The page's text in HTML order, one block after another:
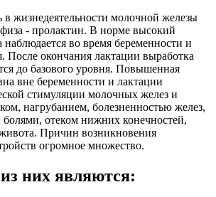
жизнедеятельности молочной железы
- пролактин. В норме высокий
наблюдается во время беременности и
После окончания лактации выработка
до базового уровня. Повышенная
вне беременности и лактации
стимуляции молочных желез и
нагрубанием, болезненностью желез,
отеком нижних конечностей,
Причин возникновения
огромное множество.
них являются: